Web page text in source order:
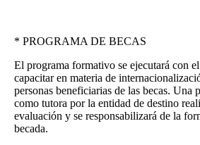
* PROGRAMA DE BECAS
El programa formativo se ejecutará con
capacitar en materia de
personas beneficiarias de las becas. Una
como tutora por la entidad de destino
evaluación y se responsabilizará de la
becada.